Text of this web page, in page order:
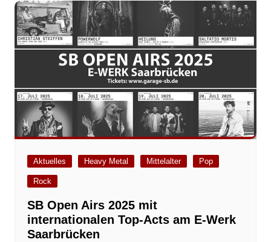
Aktuelles Heavy Metal Mittelalter Pop
Rock
SB Open Airs 2025 mit
internationalen Top-Acts am E-Werk
Saarbrücken